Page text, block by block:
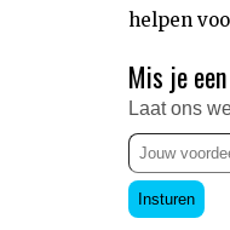
helpen
Mis je
Laat ons
Insturen